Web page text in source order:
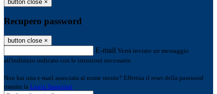
button close ×
Recupero password
button close ×
E-mail Verrà inviato un messaggio
all'indirizzo indicato con le istruzioni necessarie.
Non hai una e-mail associata al nome utente? Effettua il reset della password
tramite la Login Spaggiari